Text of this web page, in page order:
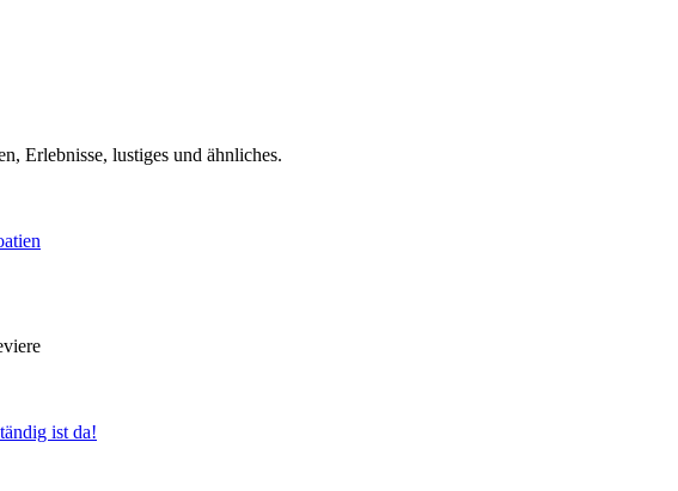
Erlebnisse, lustiges und ähnliches.
ist da!